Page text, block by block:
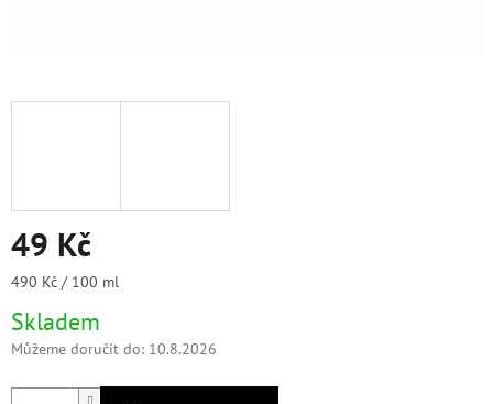
49 Kč
Měrná
490 Kč / 100 ml
Skladem
Můžeme doručit do: 10.8.2026